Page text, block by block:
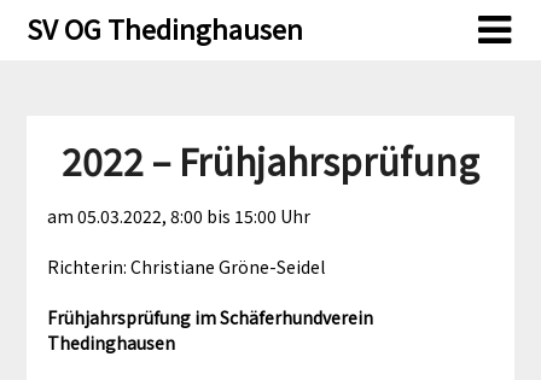
Skip
SkipSV OG Thedinghausen
2022 – Frühjahrsprüfung
am 05.03.2022, 8:00 bis 15:00 Uhr
Richterin: Christiane Gröne-Seidel
Frühjahrsprüfung im Schäferhundverein
Thedinghausen